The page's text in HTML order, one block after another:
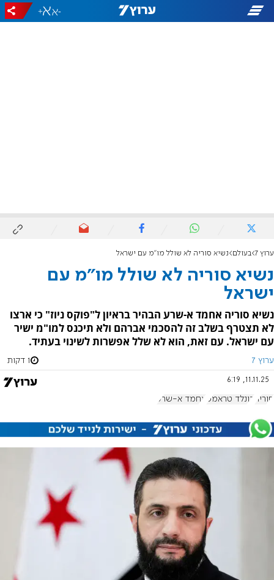
-
+
ערוץ 7 בעולם נשיא סוריה לא שולל מו"מ עם ישראל
נשיא סוריה לא שולל מו"מ עם
ישראל
נשיא סוריה אחמד א-שרע הבהיר בראיון ל"פוקס ניוז" כי ארצו
לא תצטרף בשלב זה להסכמי אברהם ולא תיכנס למו"מ ישיר
עם ישראל. עם זאת, הוא לא שלל אפשרות לשינוי בעתיד.
ערוץ 7 1 דקות
11.11.25, 6:19
סוריה דונלד טראמפ אחמד א-שרע